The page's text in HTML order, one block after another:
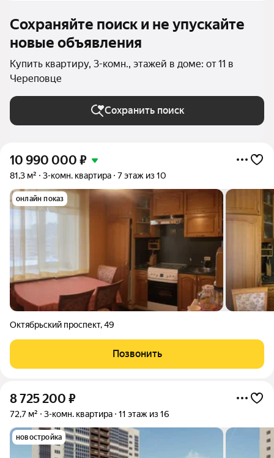
Сохраняйте поиск и не упускайте
новые объявления
Купить квартиру, 3-комн., этажей в доме: от 11 в
Череповце
Сохранить поиск
10 990 000 ₽
81,3 м² 3-комн. квартира 7 этаж из 10
онлайн показ
Октябрьский проспект,49
Позвонить
8 725 200 ₽
72,7 м² 3-комн. квартира 11 этаж из 16
новостройка